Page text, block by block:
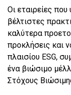
Οι εταιρείες
βέλτιστες
καλύτερα
προκλήσεις και
πλαισίου ESG,
ένα βιώσιμο
Στόχους